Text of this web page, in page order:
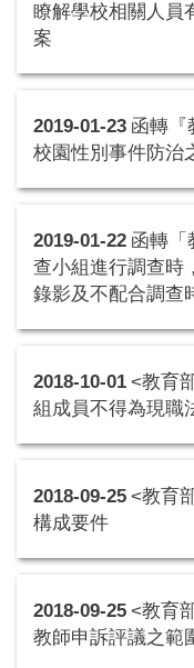
瞭解學校相關人員
案
2019-01-23 函轉『
校園性別事件防治
2019-01-22 函轉「
查小組進行調查時
錄影及不配合調查
2018-10-01 <教育
組成員不得為現職
2018-09-25 <教育
構成要件
2018-09-25 <教育
教師申訴評議之範